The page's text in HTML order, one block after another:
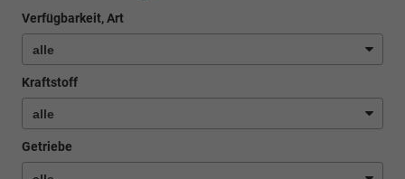
Verfügbarkeit, Art
Kraftstoff
Getriebe